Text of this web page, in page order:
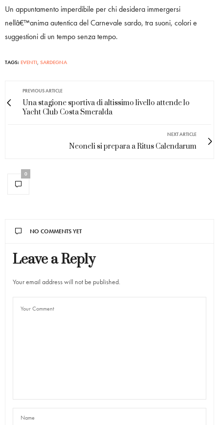
Un appuntamento imperdibile per chi desidera immergersi
nellâ€™anima autentica del Carnevale sardo, tra suoni, colori e
suggestioni di un tempo senza tempo.
TAGS: EVENTI SARDEGNA
PREVIOUS ARTICLE
Una stagione sportiva di altissimo livello attende lo
Yacht Club Costa Smeralda
NEXT ARTICLE
Neoneli si prepara a Ritus Calendarum
0
NO COMMENTS YET
Leave a Reply
Your email address will not be published.